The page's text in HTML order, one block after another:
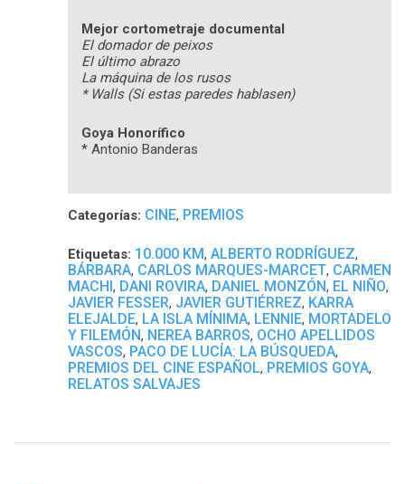
Mejor cortometraje documental
El domador de peixos
El último abrazo
La máquina de los rusos
* Walls (Si estas paredes hablasen)
Goya Honorífico
* Antonio Banderas
Categorías: CINE, PREMIOS
Etiquetas: 10.000 KM, ALBERTO RODRÍGUEZ,
BÁRBARA, CARLOS MARQUES-MARCET, CARMEN
MACHI , DANI ROVIRA, DANIEL MONZÓN, EL NIÑO,
JAVIER FESSER, JAVIER GUTIÉRREZ, KARRA
ELEJALDE, LA ISLA MÍNIMA, LENNIE, MORTADELO
Y FILEMÓN, NEREA BARROS, OCHO APELLIDOS
VASCOS, PACO DE LUCÍA: LA BÚSQUEDA,
PREMIOS DEL CINE ESPAÑOL, PREMIOS GOYA,
RELATOS SALVAJES